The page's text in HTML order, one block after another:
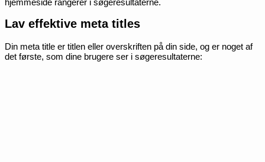
Lav effektive meta titles
Din meta title er titlen eller overskriften på din side, og er noget af
det første, som dine brugere ser i søgeresultaterne: